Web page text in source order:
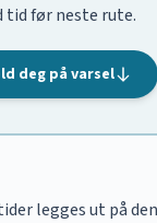
tid før neste rute.
deg på varsel
legges ut på